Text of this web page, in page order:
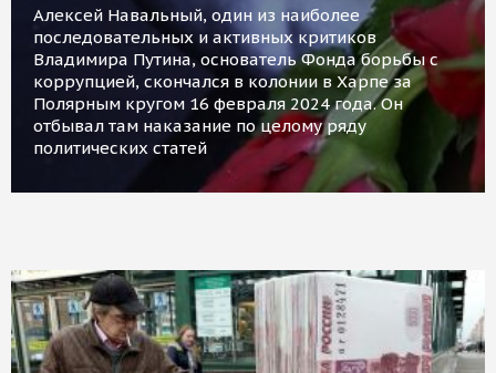
Алексей Навальный, один из наиболее
последовательных и активных критиков
Владимира Путина, основатель Фонда борьбы с
коррупцией, скончался в колонии в Харпе за
Полярным кругом 16 февраля 2024 года. Он
отбывал там наказание по целому ряду
политических статей